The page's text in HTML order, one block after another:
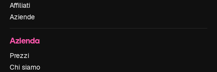
Affiliati
Aziende
Azienda
Prezzi
Chi siamo